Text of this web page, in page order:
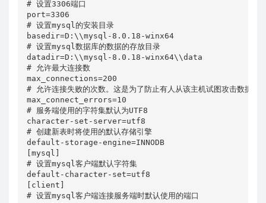
# 设置3306端口
port=3306
# 设置mysql的安装目录
basedir=D:\\mysql-8.0.18-winx64
# 设置mysql数据库的数据的存放目录
datadir=D:\\mysql-8.0.18-winx64\\data
# 允许最大连接数
max_connections=200
# 允许连接失败的次数。这是为了防止有人从该主机试图攻击数据库
max_connect_errors=10
# 服务端使用的字符集默认为UTF8
character-set-server=utf8
# 创建新表时将使用的默认存储引擎
default-storage-engine=INNODB
[mysql]
# 设置mysql客户端默认字符集
default-character-set=utf8
[client]
# 设置mysql客户端连接服务端时默认使用的端口